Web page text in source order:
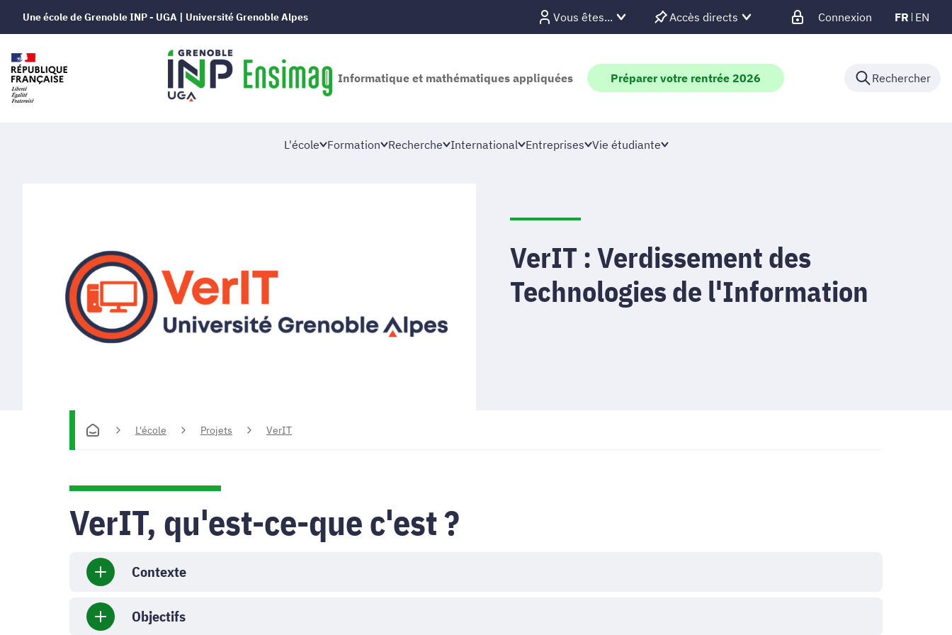
Une école de Grenoble INP - UGA | Université Grenoble Alpes Vous êtes... Accès directs Connexion FR EN
Informatique et mathématiques appliquées Préparer votre rentrée 2026 Rechercher
L'école Formation Recherche International Entreprises Vie étudiante
VerIT : Verdissement des
Technologies de l'Information
L'école Projets VerIT
VerIT, qu'est-ce-que c'est ?
Contexte
Objectifs